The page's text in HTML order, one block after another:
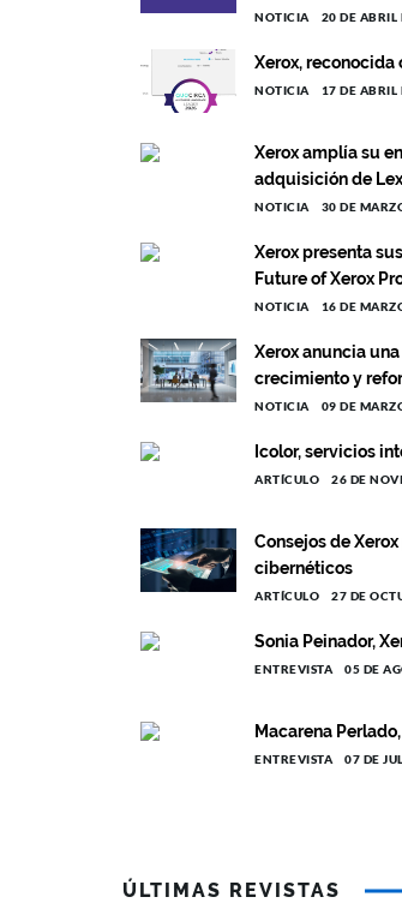
NOTICIA 20 DE ABRIL
Xerox, reconocida
NOTICIA 17 DE ABRIL
Xerox amplía su
adquisición de
NOTICIA 30 DE
Xerox presenta
Future of Xerox
NOTICIA 16 DE
Xerox anuncia
crecimiento y
NOTICIA 09 DE
Icolor, servicios
ARTÍCULO 26 DE
Consejos de
cibernéticos
ARTÍCULO 27 DE
Sonia Peinador,
ENTREVISTA 05 DE
Macarena
ENTREVISTA 07 DE
ÚLTIMAS REVISTAS